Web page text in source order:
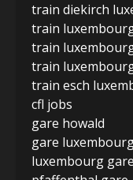
train diekirch
train
train
train
train esch
cfl jobs
gare howald
gare
luxembourg